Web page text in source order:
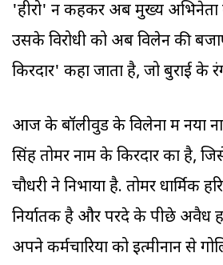
'हीरो' न कहकर अब मुख्य अभिनेता
उसके विरोधी को अब विलेन की
किरदार' कहा जाता है, जो बुराई के
आज के बॉलीवुड के विलेनों में नया
सिंह तोमर नाम के किरदार का है,
चौधरी ने निभाया है. तोमर धार्मिक
निर्यातक है और परदे के पीछे अवैध
अपने कर्मचारियों को इत्मीनान से